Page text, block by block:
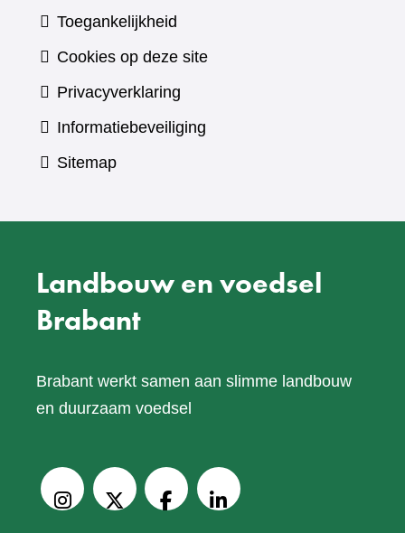
Toegankelijkheid
Cookies op deze site
Privacyverklaring
Informatiebeveiliging
Sitemap
Landbouw en voedsel
Brabant
Brabant werkt samen aan slimme landbouw
en duurzaam voedsel